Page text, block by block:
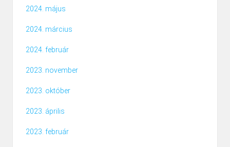
2024. május
2024. március
2024. február
2023. november
2023. október
2023. április
2023. február